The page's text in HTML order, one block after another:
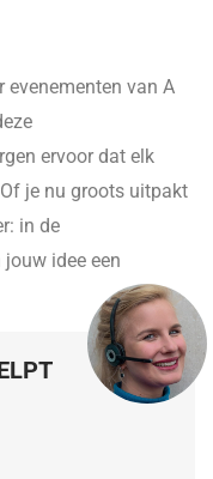
evenementen van A
ervoor dat elk
je nu groots uitpakt
in de
idee een